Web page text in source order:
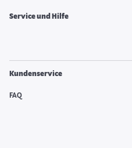
Service und Hilfe
Kundenservice
FAQ